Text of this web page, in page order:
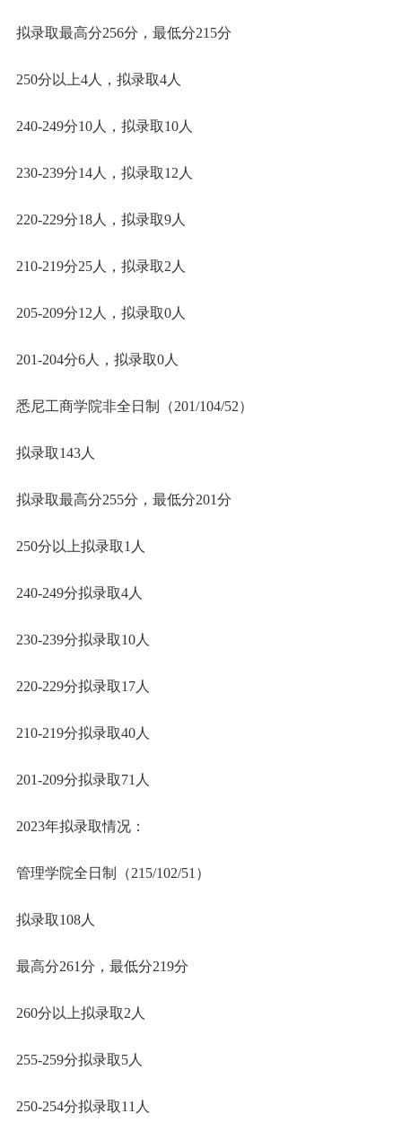
拟录取最高分256分，最低分215分
250分以上4人，拟录取4人
240-249分10人，拟录取10人
230-239分14人，拟录取12人
220-229分18人，拟录取9人
210-219分25人，拟录取2人
205-209分12人，拟录取0人
201-204分6人，拟录取0人
悉尼工商学院非全日制（201/104/52）
拟录取143人
拟录取最高分255分，最低分201分
250分以上拟录取1人
240-249分拟录取4人
230-239分拟录取10人
220-229分拟录取17人
210-219分拟录取40人
201-209分拟录取71人
2023年拟录取情况：
管理学院全日制（215/102/51）
拟录取108人
最高分261分，最低分219分
260分以上拟录取2人
255-259分拟录取5人
250-254分拟录取11人